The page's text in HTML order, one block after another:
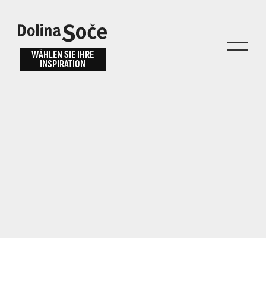
WÄHLEN SIE IHRE
INSPIRATION
Inspiration
finden
Wählen Sie ein